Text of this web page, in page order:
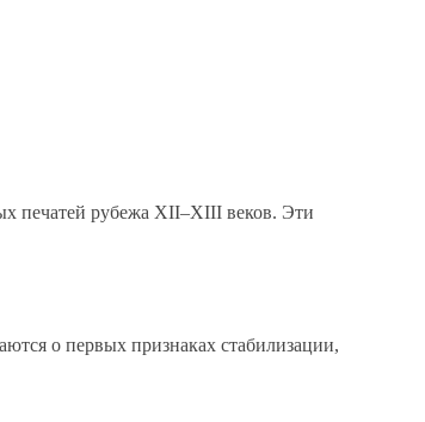
печатей рубежа XII–XIII веков. Эти
о первых признаках стабилизации,